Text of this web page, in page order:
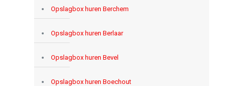
Opslagbox huren Berchem
Opslagbox huren Berlaar
Opslagbox huren Bevel
Opslagbox huren Boechout